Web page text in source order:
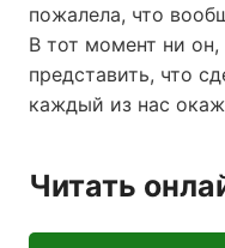
пожалела, что
В тот момент ни он,
представить, что
каждый из нас
Читать